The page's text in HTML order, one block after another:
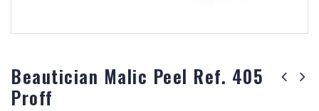
Beautician Malic Peel Ref. 405
Proff